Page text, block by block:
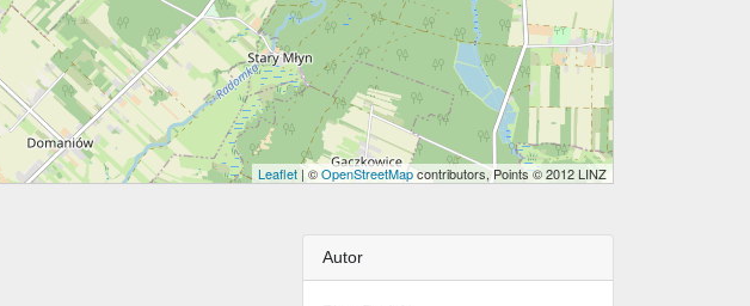
Leaflet | ©OpenStreetMapcontributors, Points © 2012 LINZ
Autor